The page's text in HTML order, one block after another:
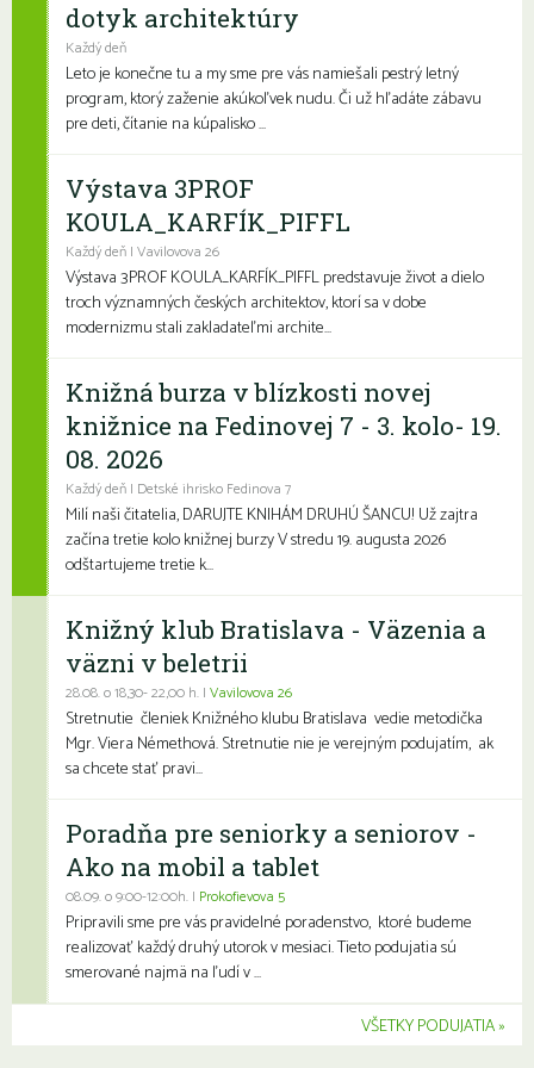
dotyk architektúry
Každý deň
Leto je konečne tu a my sme pre vás namiešali pestrý letný
program, ktorý zaženie akúkoľvek nudu. Či už hľadáte zábavu
pre deti, čítanie na kúpalisko ...
Výstava 3PROF
KOULA_KARFÍK_PIFFL
Každý deň | Vavilovova 26
Výstava 3PROF KOULA_KARFÍK_PIFFL predstavuje život a dielo
troch významných českých architektov, ktorí sa v dobe
modernizmu stali zakladateľmi archite...
Knižná burza v blízkosti novej
knižnice na Fedinovej 7 - 3. kolo- 19.
08. 2026
Každý deň | Detské ihrisko Fedinova 7
Milí naši čitatelia, DARUJTE KNIHÁM DRUHÚ ŠANCU! Už zajtra
začína tretie kolo knižnej burzy V stredu 19. augusta 2026
odštartujeme tretie k...
Knižný klub Bratislava - Väzenia a
väzni v beletrii
28.08. o 18,30- 22,00 h. | Vavilovova 26
Stretnutie členiek Knižného klubu Bratislava vedie metodička
Mgr. Viera Némethová. Stretnutie nie je verejným podujatím, ak
sa chcete stať pravi...
Poradňa pre seniorky a seniorov -
Ako na mobil a tablet
08.09. o 9:00-12:00h. | Prokofievova 5
Pripravili sme pre vás pravidelné poradenstvo, ktoré budeme
realizovať každý druhý utorok v mesiaci. Tieto podujatia sú
smerované najmä na ľudí v ...
VŠETKY PODUJATIA